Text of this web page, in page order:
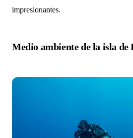
impresionantes.
Medio ambiente de la isla de